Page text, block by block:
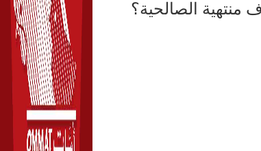
منتهية الصالحية؟